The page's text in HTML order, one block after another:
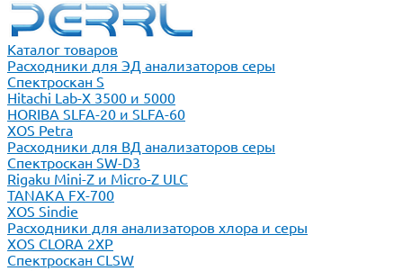
Каталог товаров
Расходники для ЭД анализаторов серы
Спектроскан S
Hitachi Lab-X 3500 и 5000
HORIBA SLFA-20 и SLFA-60
XOS Petra
Расходники для ВД анализаторов серы
Спектроскан SW-D3
Rigaku Mini-Z и Micro-Z ULC
TANAKA FX-700
XOS Sindie
Расходники для анализаторов хлора и серы
XOS CLORA 2XP
Спектроскан CLSW